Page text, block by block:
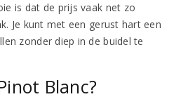
is dat de prijs vaak net zo
Je kunt met een gerust hart een
zonder diep in de buidel te
Blanc?